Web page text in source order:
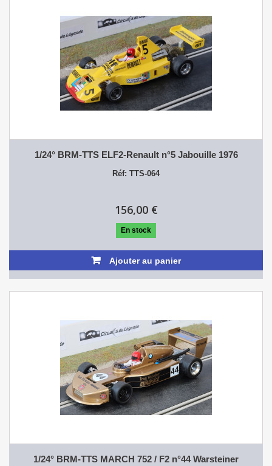
1/24° BRM-TTS ELF2-Renault n°5 Jabouille 1976
Réf: TTS-064
156,00 €
En stock
Ajouter au panier
1/24° BRM-TTS MARCH 752 / F2 n°44 Warsteiner